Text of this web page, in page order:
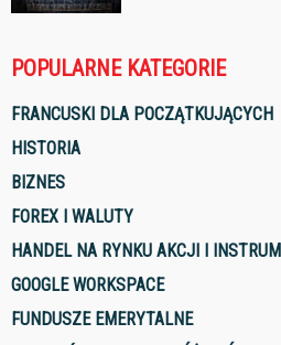
POPULARNE KATEGORIE
FRANCUSKI DLA POCZĄTKUJĄCYCH
HISTORIA
BIZNES
FOREX I WALUTY
HANDEL NA RYNKU AKCJI I
GOOGLE WORKSPACE
FUNDUSZE EMERYTALNE